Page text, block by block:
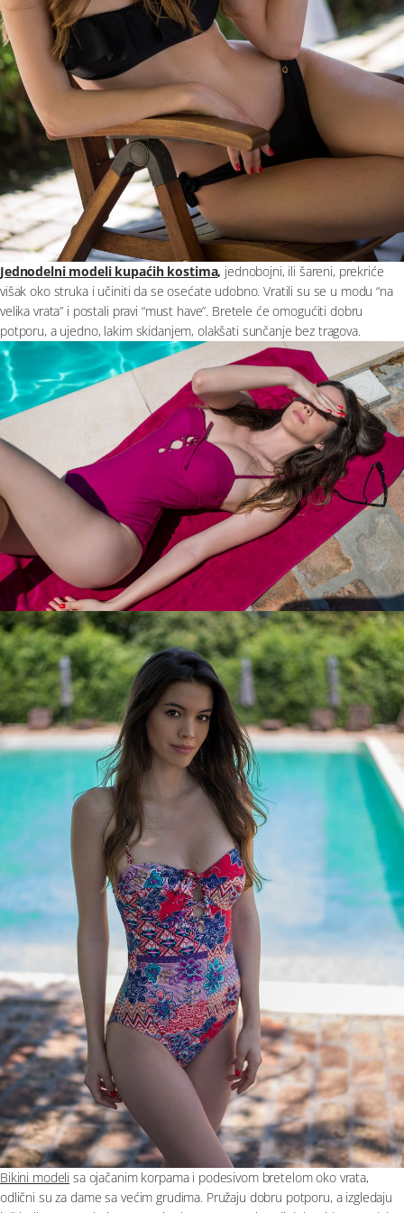
Jednodelni modeli kupaćih kostima, jednobojni, ili šareni, prekriće
višak oko struka i učiniti da se osećate udobno. Vratili su se u modu “na
velika vrata” i postali pravi “must have”. Bretele će omogućiti dobru
potporu, a ujedno, lakim skidanjem, olakšati sunčanje bez tragova.
Bikini modeli sa ojačanim korpama i podesivom bretelom oko vrata,
odlični su za dame sa većim grudima. Pružaju dobru potporu, a izgledaju